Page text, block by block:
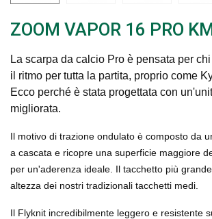
ZOOM VAPOR 16 PRO
La scarpa da calcio Pro è pensata per
il ritmo per tutta la partita, proprio come
Ecco perché è stata progettata con
migliorata.
Il motivo di trazione ondulato è composto da
a cascata e ricopre una superficie maggiore
per un'aderenza ideale. Il tacchetto più
altezza dei nostri tradizionali tacchetti medi.
Il Flyknit incredibilmente leggero e resistente